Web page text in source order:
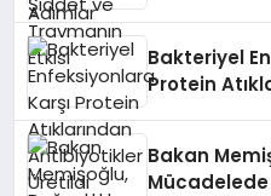
Bakteriyel
Protein
Bakan
Mücadelede